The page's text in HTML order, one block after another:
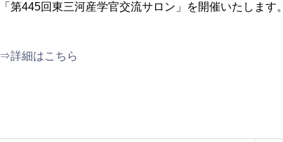
「第445回東三河産学官交流サロン」を開催いたします。
⇒詳細はこちら